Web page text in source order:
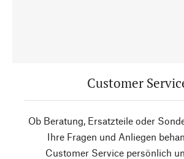
Customer
Ob Beratung, Ersatzteile oder
Ihre Fragen und Anliegen
Customer Service persönlich